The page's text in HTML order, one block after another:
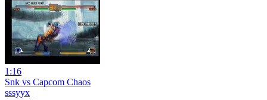
1:16
Snk vs Capcom Chaos
sssyyx